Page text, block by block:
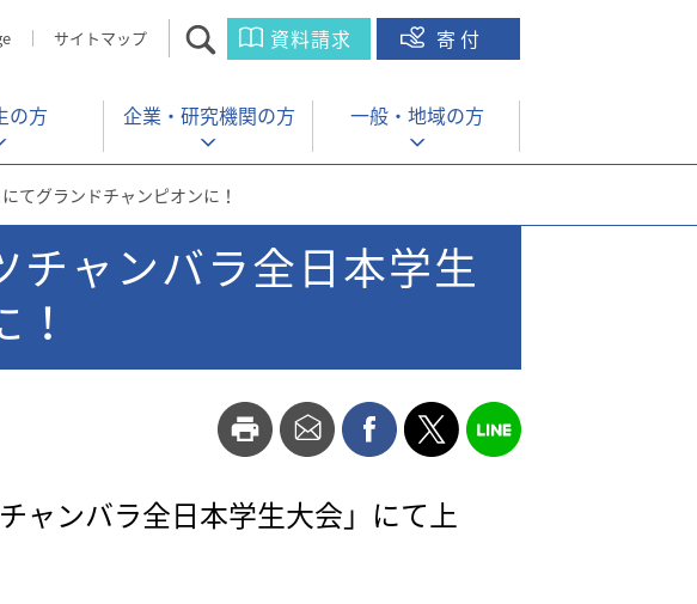
サイトマップ 資料請求 寄付
の方 企業・ 研究機関の方 一般・ 地域の方
てグランドチャンピオンに！
チャンバラ全日本学生
ャンバラ全日本学生大会」にて上